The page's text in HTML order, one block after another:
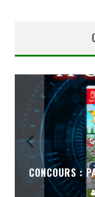
CONCOURS :